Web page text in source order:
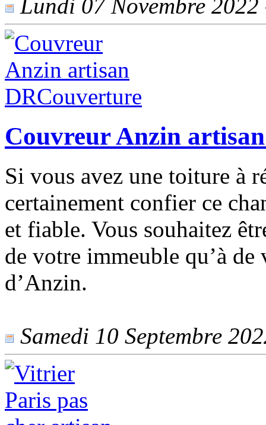
Lundi 07 Novembre 2022
Couvreur Anzin
Si vous avez une toiture à
certainement confier ce
et fiable. Vous souhaitez
de votre immeuble qu’à
d’Anzin.
Samedi 10 Septembre